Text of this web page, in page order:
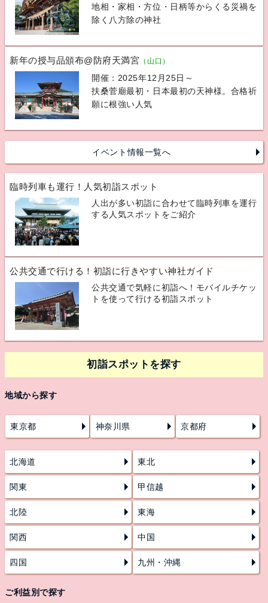
地相・家相・方位・日柄等からくる災禍を
除く八方除の神社
新年の授与品頒布@防府天満宮 （山口）
開催：2025年12月25日～
扶桑菅廟最初・日本最初の天神様。合格祈
願に根強い人気
イベント情報一覧へ
臨時列車も運行！人気初詣スポット
人出が多い初詣に合わせて臨時列車を運行
する人気スポットをご紹介
公共交通で行ける！初詣に行きやすい神社ガイド
公共交通で気軽に初詣へ！モバイルチケッ
トを使って行ける初詣スポット
初詣スポットを探す
地域から探す
東京都 神奈川県 京都府
北海道 東北
関東 甲信越
北陸 東海
関西 中国
四国 九州・沖縄
ご利益別で探す